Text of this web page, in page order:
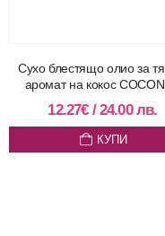
Сухо блестящо олио за
аромат на кокос
STORM
12.27€ /24.00лв.
КУПИ